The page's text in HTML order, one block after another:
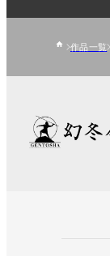
作品一覧